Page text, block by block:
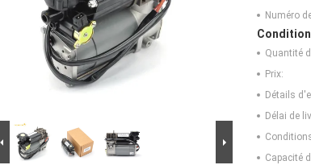
Numéro
Quantité
Prix:
Détails
Délai de
Capacité